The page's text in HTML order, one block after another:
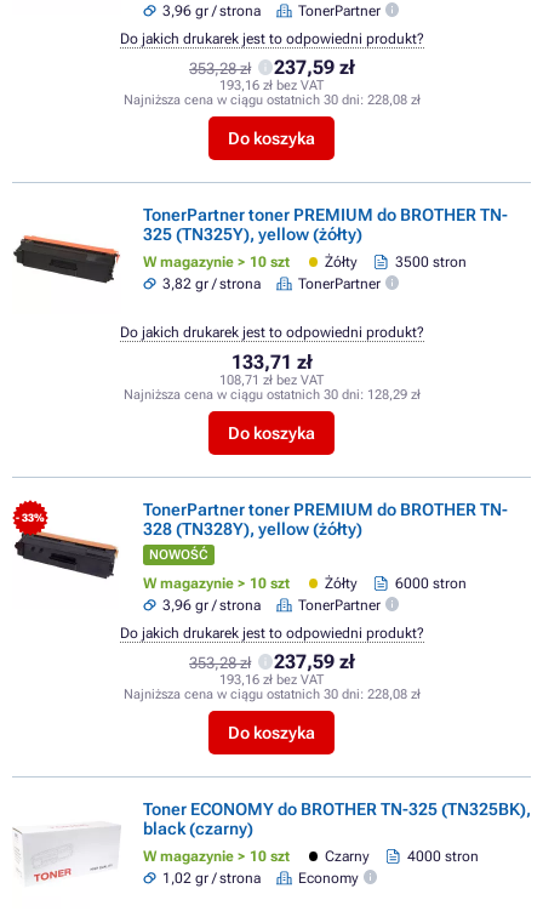
3,96 gr / strona
TonerPartner
353,28 zł 237,59 zł
193,16 zł bez VAT
Najniższa cena w ciągu ostatnich 30 dni: 228,08 zł
Do koszyka
Do jakich drukarek jest to odpowiedni produkt?
TonerPartner toner PREMIUM do BROTHER TN-
325 (TN325Y), yellow (żółty)
W magazynie > 10 szt Żółty
3500 stron
3,82 gr / strona
TonerPartner
133,71 zł
108,71 zł bez VAT
Najniższa cena w ciągu ostatnich 30 dni: 128,29 zł
Do koszyka
Do jakich drukarek jest to odpowiedni produkt?
- 33%
TonerPartner toner PREMIUM do BROTHER TN-
328 (TN328Y), yellow (żółty)
NOWOŚĆ
W magazynie > 10 szt Żółty
6000 stron
3,96 gr / strona
TonerPartner
353,28 zł 237,59 zł
193,16 zł bez VAT
Najniższa cena w ciągu ostatnich 30 dni: 228,08 zł
Do koszyka
Do jakich drukarek jest to odpowiedni produkt?
Toner ECONOMY do BROTHER TN-325 (TN325BK),
black (czarny)
W magazynie > 10 szt Czarny
4000 stron
1,02 gr / strona
Economy